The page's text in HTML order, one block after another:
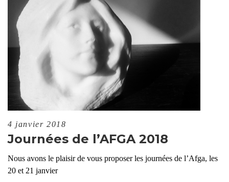
4 janvier 2018
Journées de l’AFGA 2018
Nous avons le plaisir de vous proposer les journées de l’Afga, les
20 et 21 janvier